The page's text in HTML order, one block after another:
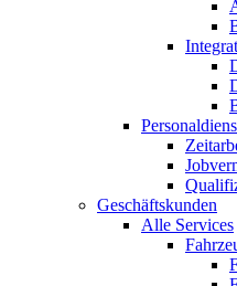
Geschäftskunden
Alle Services